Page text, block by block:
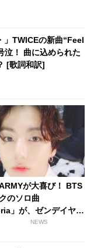
」TWICEの新曲“Feel
泣！ 曲に込められた
[歌詞和訳]
が大喜び！ BTS
のソロ曲
」が、ゼンデイヤ主
マの最終回で使用さ
NEWS